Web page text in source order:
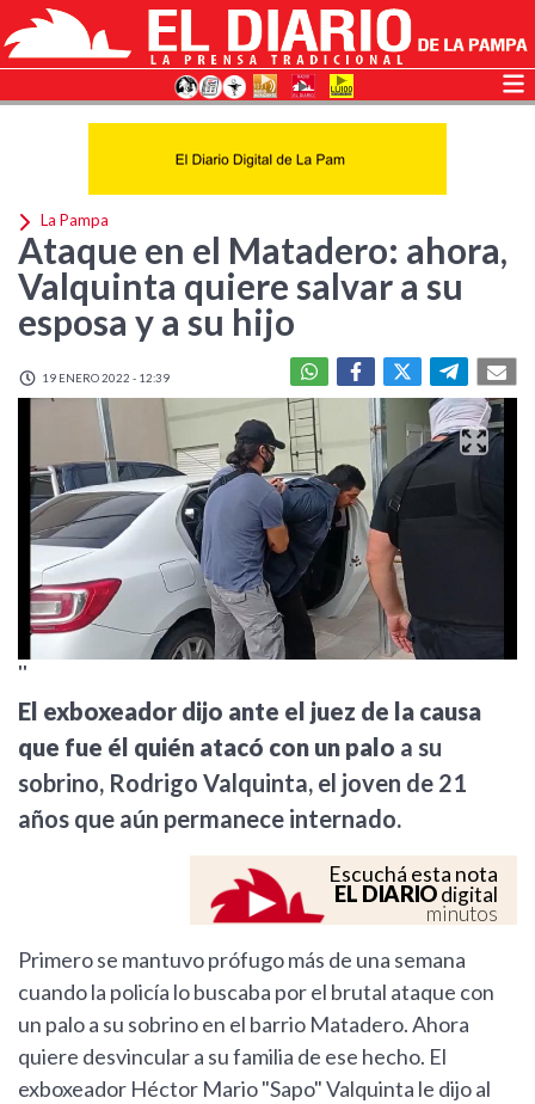
La Pampa
Ataque en el Matadero: ahora,
Valquinta quiere salvar a su
esposa y a su hijo
19 ENERO 2022 - 12:39
''
El exboxeador dijo ante el juez de la causa
que fue él quién atacó con un palo a su
sobrino, Rodrigo Valquinta, el joven de 21
años que aún permanece internado.
Escuchá esta nota
EL DIARIOdigital
minutos
Primero se mantuvo prófugo más de una semana
cuando la policía lo buscaba por el brutal ataque con
un palo a su sobrino en el barrio Matadero. Ahora
quiere desvincular a su familia de ese hecho. El
exboxeador Héctor Mario "Sapo" Valquinta le dijo al